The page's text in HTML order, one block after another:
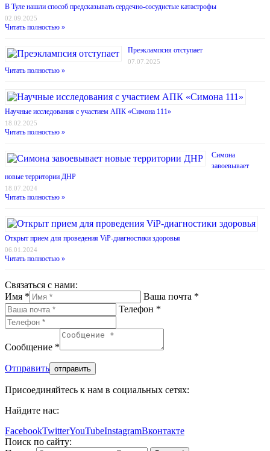
В Туле нашли способ предсказывать сердечно-сосудистые катастрофы
02.09.2025
Читать полностью »
Преэклампсия отступает
07.07.2025
Читать полностью »
Научные исследования с участием АПК «Симона 111»
18.02.2025
Читать полностью »
Симона
завоевывает
новые территории ДНР
18.07.2024
Читать полностью »
Открыт прием для проведения ViP-диагностики здоровья
06.01.2024
Читать полностью »
Связаться с нами:
Имя *
Ваша почта *
Телефон *
Сообщение *
Отправить
Присоединяйтесь к нам в социальных сетях:
Найдите нас:
FacebookTwitterYouTubeInstagramВконтакте
Поиск по сайту: